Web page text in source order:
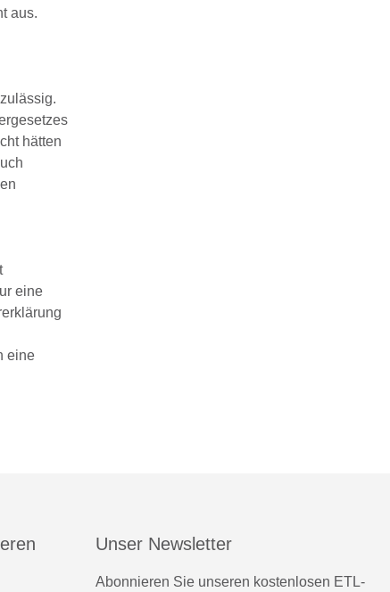
aus.
hätten
eine
eine
Unser Newsletter
Abonnieren Sie unseren kostenlosen ETL-